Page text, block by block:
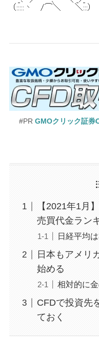
#PR GMOクリック証券
【2021年1月
売買代金ラン
日経平均
日本もアメリ
始める
相対的に
CFDで投資先
ておく